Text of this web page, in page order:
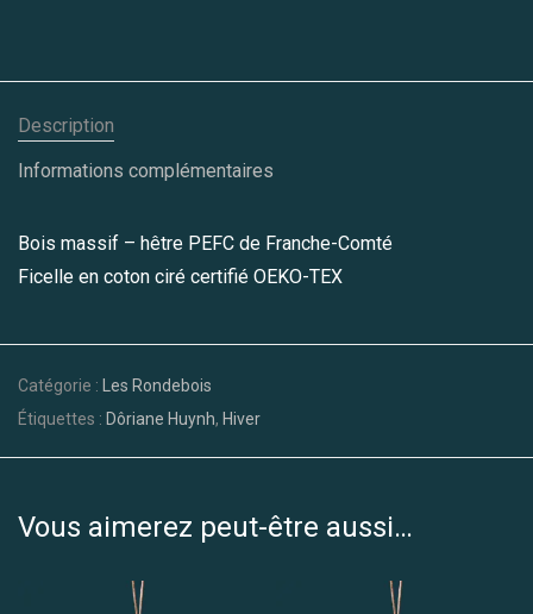
Description
Informations complémentaires
Bois massif – hêtre PEFC de Franche-Comté
Ficelle en coton ciré certifié OEKO-TEX
Catégorie :
Les Rondebois
Étiquettes : Dôriane Huynh, Hiver
Vous aimerez peut-être aussi…